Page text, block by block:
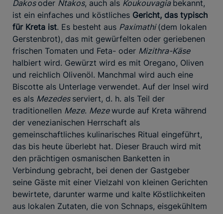
Dakos oder Ntakos, auch als Koukouvagia bekannt,
ist ein einfaches und köstliches Gericht, das typisch
für Kreta ist. Es besteht aus Paximathi(dem lokalen
Gerstenbrot), das mit gewürfelten oder geriebenen
frischen Tomaten und Feta- oder Mizithra-Käse
halbiert wird. Gewürzt wird es mit Oregano, Oliven
und reichlich Olivenöl. Manchmal wird auch eine
Biscotte als Unterlage verwendet. Auf der Insel wird
es als Mezedes serviert, d. h. als Teil der
traditionellen Meze. Mezewurde auf Kreta während
der venezianischen Herrschaft als
gemeinschaftliches kulinarisches Ritual eingeführt,
das bis heute überlebt hat. Dieser Brauch wird mit
den prächtigen osmanischen Banketten in
Verbindung gebracht, bei denen der Gastgeber
seine Gäste mit einer Vielzahl von kleinen Gerichten
bewirtete, darunter warme und kalte Köstlichkeiten
aus lokalen Zutaten, die von Schnaps, eisgekühltem